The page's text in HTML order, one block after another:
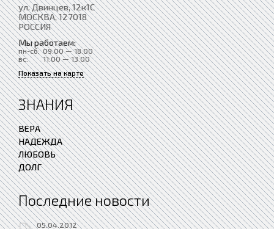
ул. Двинцев, 12к1С
МОСКВА, 127018
РОССИЯ
Мы работаем:
пн-сб: 09:00 — 18:00
вс:
11:00 — 13:00
Показать на карте
ЗНАНИЯ
ВЕРА
НАДЕЖДА
ЛЮБОВЬ
ДОЛГ
Последние новости
05.04.2012